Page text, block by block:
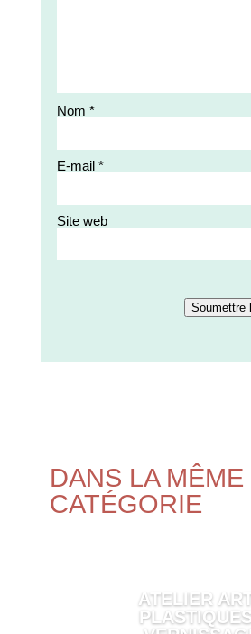
Nom *
E-mail *
Site web
Soumettre
DANS LA MÊME
CATÉGORIE
ATELIER